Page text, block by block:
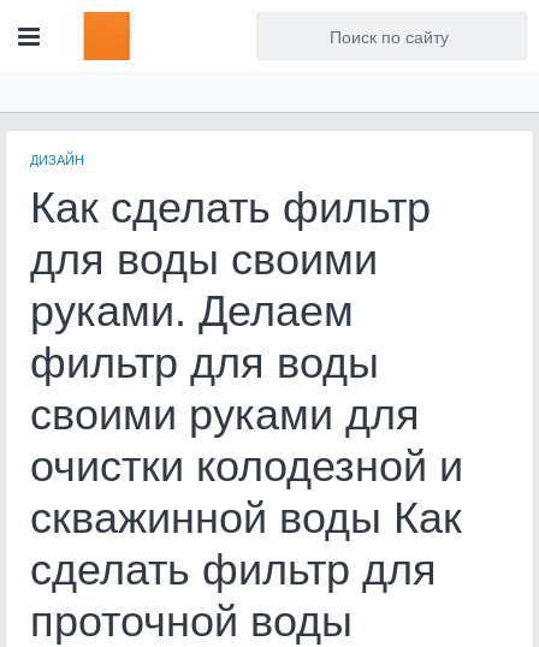
ДИЗАЙН
Как сделать фильтр
для воды своими
руками. Делаем
фильтр для воды
своими руками для
очистки колодезной и
скважинной воды Как
сделать фильтр для
проточной воды
Для любых предложений по
сайту: artist71@cp9.ru